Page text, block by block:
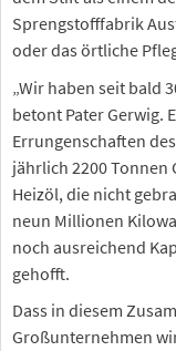
Sprengstofffabrik
oder das örtliche
„Wir haben seit bald
betont Pater Gerwig.
Errungenschaften
jährlich 2200 Tonnen
Heizöl, die nicht
neun Millionen
noch ausreichend
gehofft.
Dass in diesem
Großunternehmen